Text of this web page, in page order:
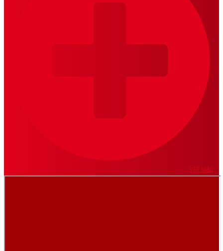
VER MÁS